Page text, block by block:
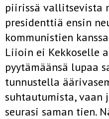
piirissä vallitsevista
presidenttiä ensin
kommunistien
Liioin ei Kekkoselle
pyytämäänsä lupaa
tunnustella
suhtautumista, vaan
seurasi saman tien.